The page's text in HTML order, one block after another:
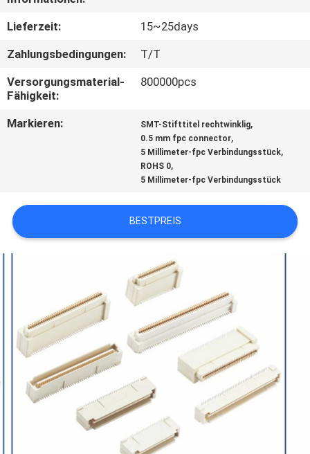
MIT
UNS
IN
VERBINDUNG
FORDERN
SITEMAP
POLICY
Lieferzeit:
15~25days
Zahlungsbedingungen:
T/T
Versorgungsmaterial-
Fähigkeit:
800000pcs
Markieren: SMT-Stifttitel rechtwinklig,
0.5 mm fpc connector,
5 Millimeter-fpc Verbindungsstück,
ROHS 0,
5 Millimeter-fpc Verbindungsstück
BESTPREIS